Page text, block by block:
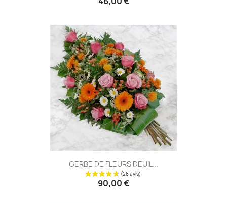
GERBE DE FLEURS DEUIL...
90,00 €